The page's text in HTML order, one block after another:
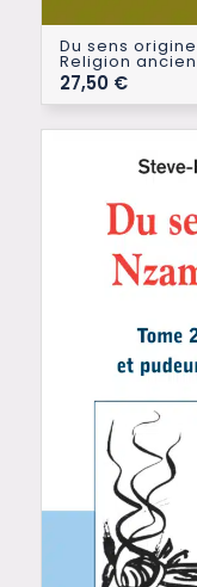
Du sens
Religion
27,50 €